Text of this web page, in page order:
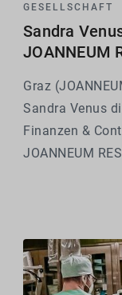
GESELLSCHAFT
Sandra
JOANNEUM
Graz
Sandra Venus
Finanzen &
JOANNEUM
Wirtschaft und